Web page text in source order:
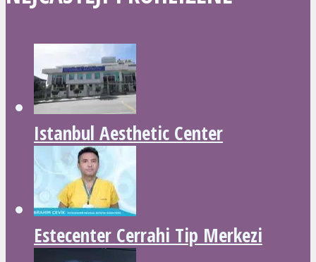
Istanbul Aesthetic Center
Estecenter Cerrahi Tip Merkezi